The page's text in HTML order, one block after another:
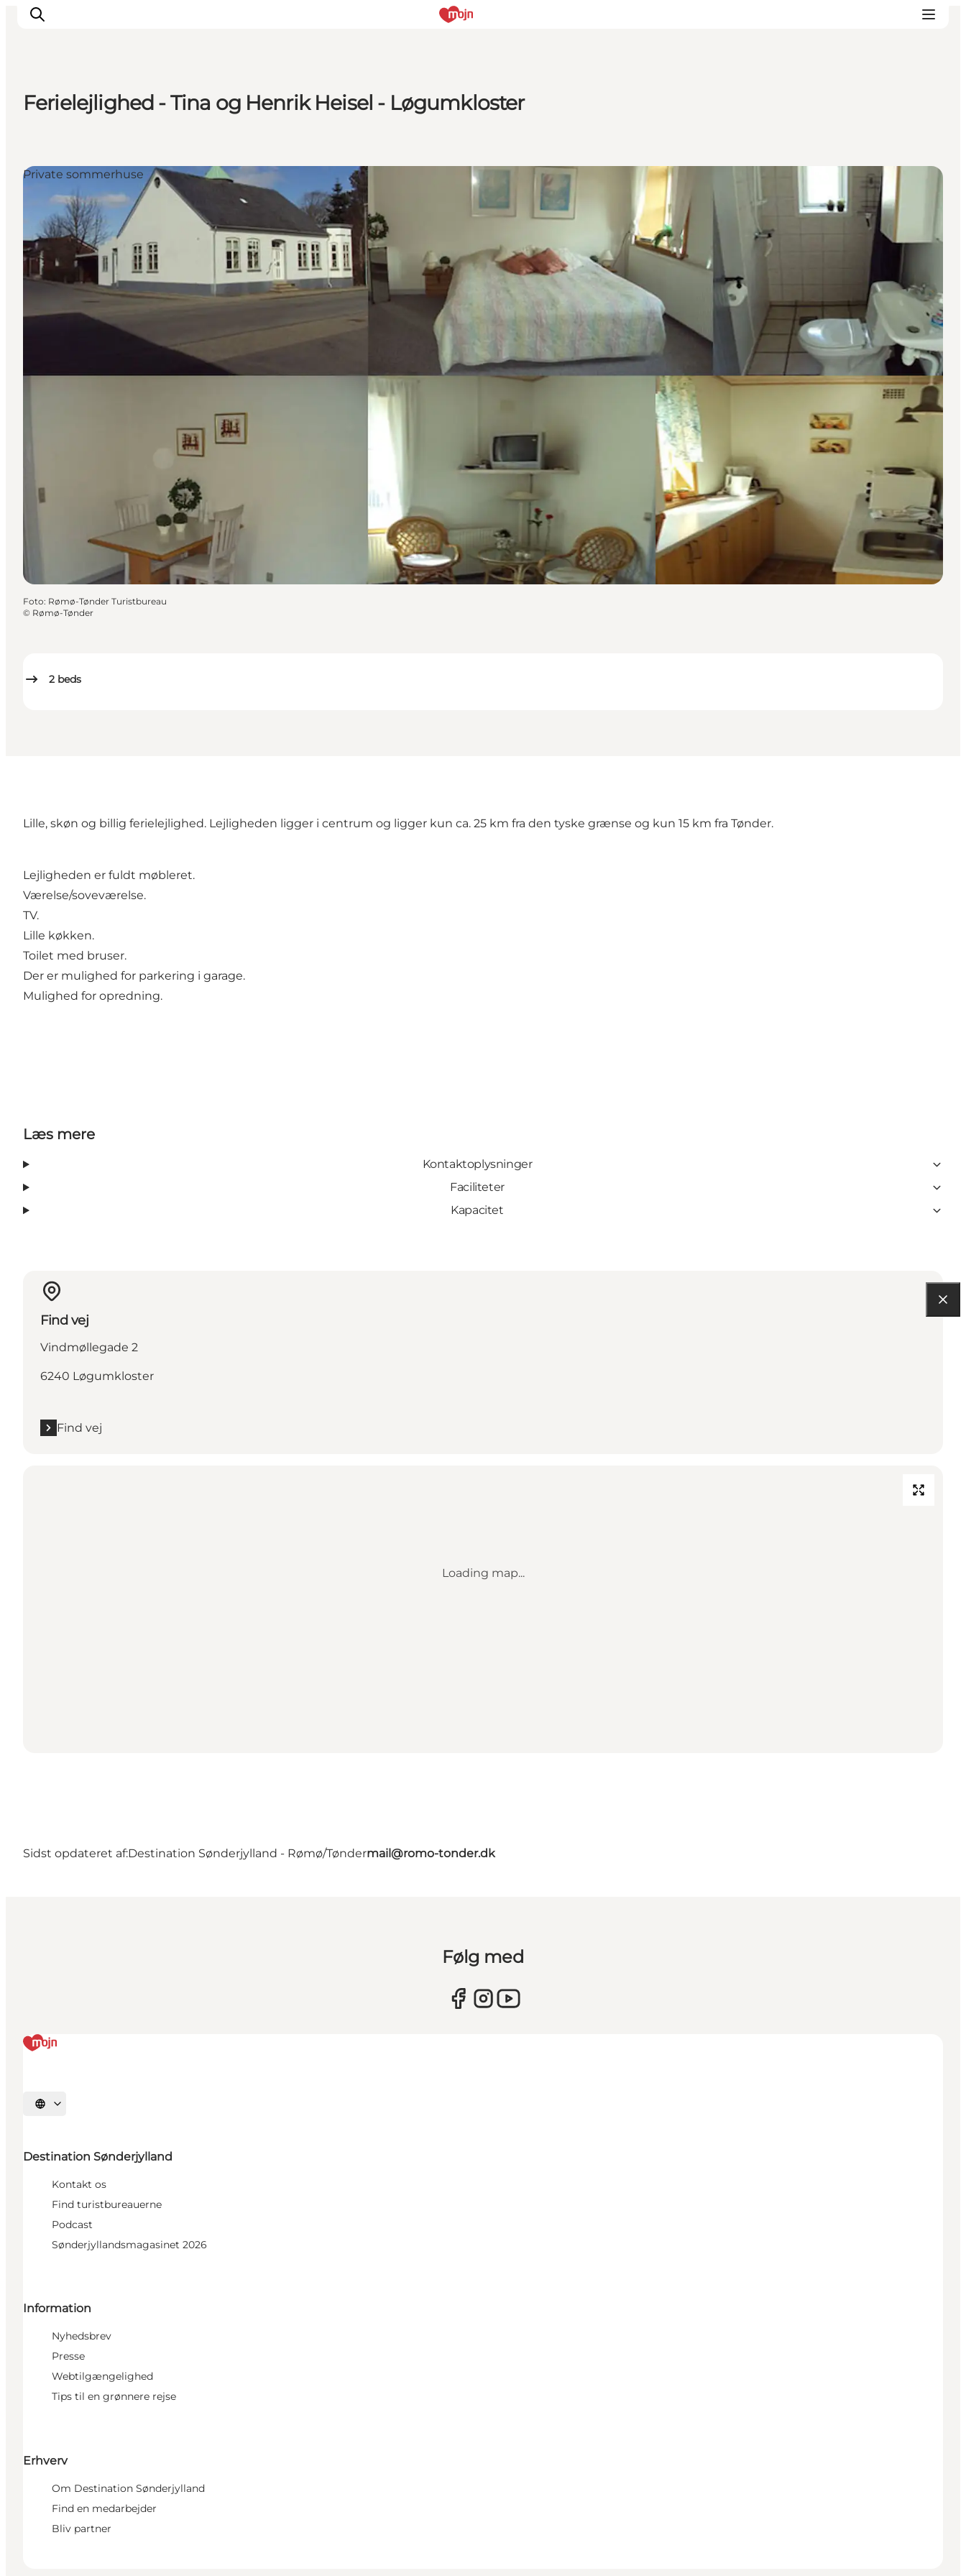
Det sker
Overnatning
Planlæg din ferie
Booking
Ferielejlighed - Tina og Henrik Heisel - Løgumkloster
2 beds
Private sommerhuse
Foto: Rømø-Tønder Turistbureau
© Rømø-Tønder
Lille, skøn og billig ferielejlighed. Lejligheden ligger i centrum og ligger kun ca. 25 km fra den tyske grænse og kun 15 km fra Tønder.
Lejligheden er fuldt møbleret.
Værelse/soveværelse.
TV.
Lille køkken.
Toilet med bruser.
Der er mulighed for parkering i garage.
Mulighed for opredning.
Læs mere
Kontaktoplysninger
Faciliteter
Kapacitet
Find vej
Vindmøllegade 2
6240 Løgumkloster
Find vej
Loading map...
Sidst opdateret af:Destination Sønderjylland - Rømø/Tøndermail@romo-tonder.dk
Følg med
Vælg sprog
Destination Sønderjylland
Kontakt os
Find turistbureauerne
Podcast
Sønderjyllandsmagasinet 2026
Information
Nyhedsbrev
Presse
Webtilgængelighed
Tips til en grønnere rejse
Erhverv
Om Destination Sønderjylland
Find en medarbejder
Bliv partner